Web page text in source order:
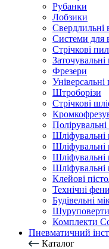
Рубанки
Лобзики
Свердлильні
Системи для
Стрічкові
Заточувальні
Фрезери
Штроборізи
Стрічкові
Шліфувальні
Шліфувальні
Клейові
Технічні фени
Будівельні
Шуруповерти
Комплекти
Пневматичний
Каталог